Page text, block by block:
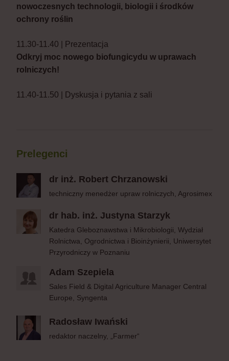
nowoczesnych technologii, biologii i środków
ochrony roślin
11.30-11.40 | Prezentacja
Odkryj moc nowego biofungicydu w uprawach
rolniczych!
11.40-11.50 | Dyskusja i pytania z sali
Prelegenci
dr inż. Robert Chrzanowski
techniczny menedżer upraw rolniczych, Agrosimex
dr hab. inż. Justyna Starzyk
Katedra Gleboznawstwa i Mikrobiologii, Wydział
Rolnictwa, Ogrodnictwa i Bioinżynierii, Uniwersytet
Przyrodniczy w Poznaniu
Adam Szepiela
Sales Field & Digital Agriculture Manager Central
Europe, Syngenta
Radosław Iwański
redaktor naczelny, „Farmer“